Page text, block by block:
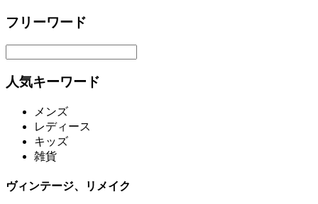
フリーワード
人気キーワード
メンズ
レディース
キッズ
雑貨
ヴィンテージ、リメイク